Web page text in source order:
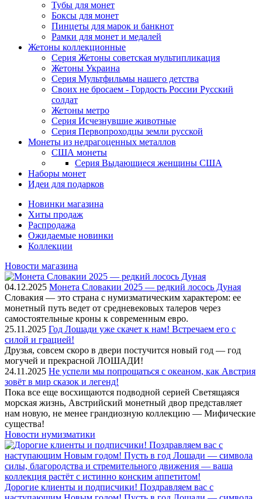
Тубы для монет
Боксы для монет
Пинцеты для марок и банкнот
Рамки для монет и медалей
Жетоны коллекционные
Серия Жетоны советская мультипликация
Жетоны Украина
Серия Мультфильмы нашего детства
Своих не бросаем - Гордость России Русский
солдат
Жетоны метро
Серия Исчезнувшие животные
Серия Первопроходцы земли русской
Монеты из недрагоценных металлов
США монеты
Серия Выдающиеся женщины США
Наборы монет
Идеи для подарков
Новинки магазина
Хиты продаж
Распродажа
Ожидаемые новинки
Коллекции
Новости магазина
04.12.2025 Монета Словакии 2025 — редкий лосось Дуная
Словакия — это страна с нумизматическим характером: ее
монетный путь ведет от средневековых талеров через
самостоятельные кроны к современным евро.
25.11.2025 Год Лошади уже скачет к нам! Встречаем его с
силой и грацией!
Друзья, совсем скоро в двери постучится новый год — год
могучей и прекрасной ЛОШАДИ!
24.11.2025 Не успели мы попрощаться с океаном, как Австрия
зовёт в мир сказок и легенд!
Пока все еще восхищаются подводной серией Светящаяся
морская жизнь, Австрийский монетный двор представляет
нам новую, не менее грандиозную коллекцию — Мифические
существа!
Новости нумизматики
Дорогие клиенты и подписчики! Поздравляем вас с